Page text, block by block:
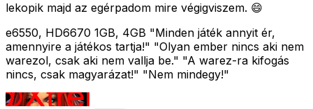
lekopik majd az egérpadom mire végigviszem. 😄
e6550, HD6670 1GB, 4GB "Minden játék annyit ér,
amennyire a játékos tartja!" "Olyan ember nincs aki nem
warezol, csak aki nem vallja be." "A warez-ra kifogás
nincs, csak magyarázat!" "Nem mindegy!"